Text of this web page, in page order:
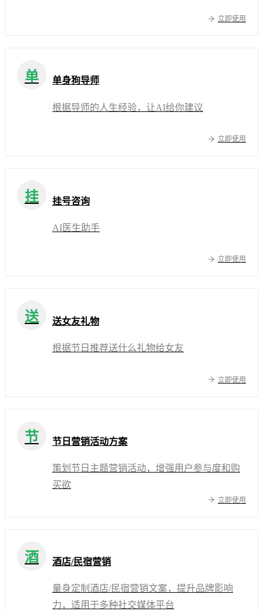
立即使用
单 单身狗导师
根据导师的人生经验，让AI给你建议
立即使用
挂 挂号咨询
AI医生助手
立即使用
送 送女友礼物
根据节日推荐送什么礼物给女友
立即使用
节 节日营销活动方案
策划节日主题营销活动，增强用户参与度和购
买欲
立即使用
酒 酒店/民宿营销
量身定制酒店/民宿营销文案，提升品牌影响
力，适用于多种社交媒体平台